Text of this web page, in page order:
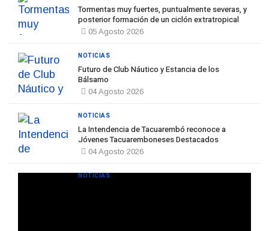
Tormentas muy fuertes, puntualmente severas, y
posterior formación de un ciclón extratropical
05 Agosto 2026
Futuro de Club Náutico y Estancia de los
Bálsamo
04 Agosto 2026
NOTICIAS
La Intendencia de Tacuarembó reconoce a
Jóvenes Tacuaremboneses Destacados
04 Agosto 2026
NOTICIAS
NOTICIAS